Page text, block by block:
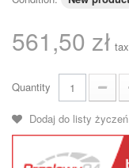
561,50 zł
Quantity
Dodaj do listy życzeń